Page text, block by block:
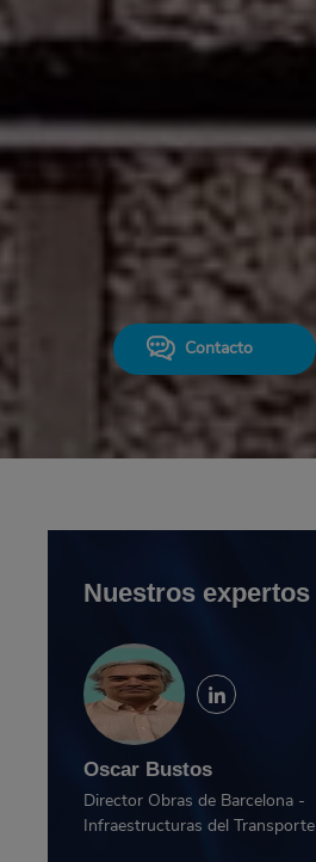
Contacto
Nuestros expertos
Oscar Bustos
Director Obras de Barcelona -
Infraestructuras del Transporte